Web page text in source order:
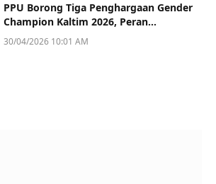
PPU Borong Tiga Penghargaan Gender
Champion Kaltim 2026, Peran
Perempuan Jadi Sorotan
30/04/2026 10:01 AM